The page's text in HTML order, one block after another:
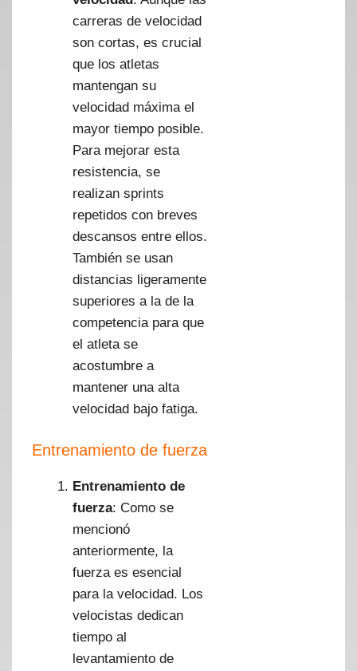
carreras de velocidad
son cortas, es crucial
que los atletas
mantengan su
velocidad máxima el
mayor tiempo posible.
Para mejorar esta
resistencia, se
realizan sprints
repetidos con breves
descansos entre ellos.
También se usan
distancias ligeramente
superiores a la de la
competencia para que
el atleta se
acostumbre a
mantener una alta
velocidad bajo fatiga.
Entrenamiento de fuerza
Entrenamiento de
fuerza: Como se
mencionó
anteriormente, la
fuerza es esencial
para la velocidad. Los
velocistas dedican
tiempo al
levantamiento de